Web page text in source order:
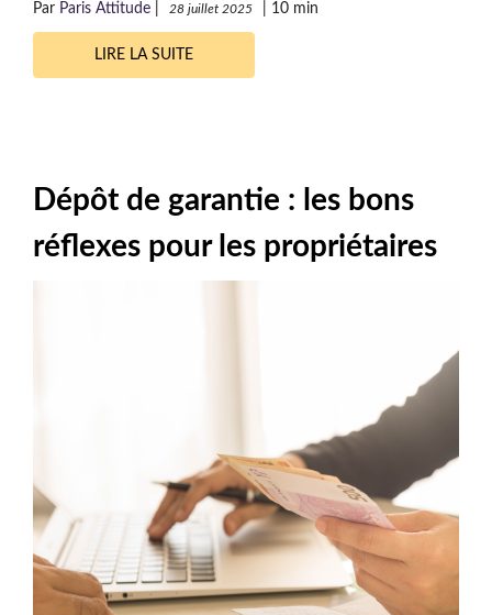
Par Paris Attitude 28 juillet 2025 10 min
LIRE LA SUITE
Dépôt de garantie : les bons
réflexes pour les propriétaires